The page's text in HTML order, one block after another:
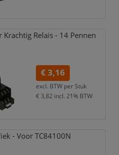
Krachtig Relais - 14 Pennen
€ 3,16
excl. BTW per Stuk
€ 3,82 incl. 21% BTW
- Voor TC84100N